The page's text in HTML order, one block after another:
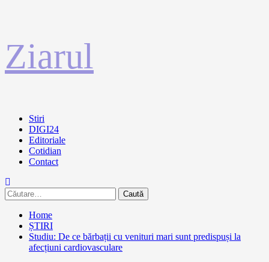
la
conținut
Ziarul
Primary
Menu
Stiri
DIGI24
Editoriale
Cotidian
Contact
Caută
după:
Home
ȘTIRI
Studiu: De ce bărbații cu venituri mari sunt predispuși la
afecțiuni cardiovasculare